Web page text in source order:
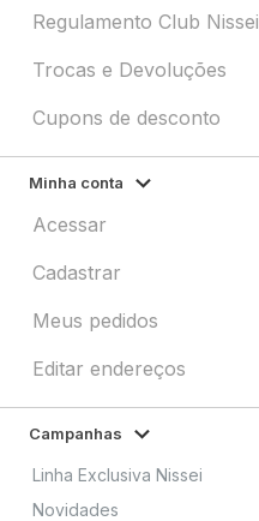
Regulamento Club Nissei
Trocas e Devoluções
Cupons de desconto
Minha conta
Acessar
Cadastrar
Meus pedidos
Editar endereços
Campanhas
Linha Exclusiva Nissei
Novidades